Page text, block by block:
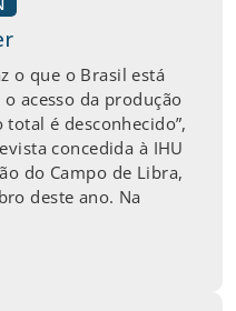
o que o Brasil está
acesso da produção
é desconhecido”,
concedida à IHU
do Campo de Libra,
deste ano. Na